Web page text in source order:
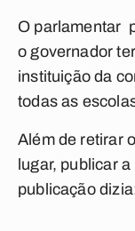
O parlamentar
o governador
instituição da
todas as
Além de retirar
lugar, publicar
publicação